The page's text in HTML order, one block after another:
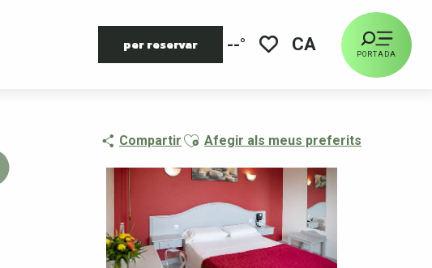
--°
per reservar CA PORTADA
Compartir Ajouter aux favoris
Afegir als meus preferits